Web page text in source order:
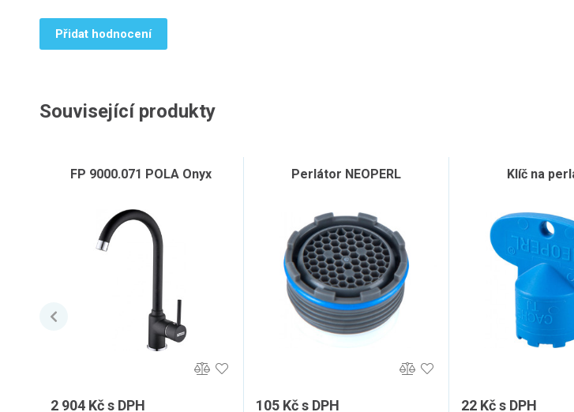
Přidat hodnocení
Související produkty
FP 9000.071 POLA Onyx
2 904 Kč s DPH
Perlátor NEOPERL
105 Kč s DPH
Klíč na
22 Kč s DPH